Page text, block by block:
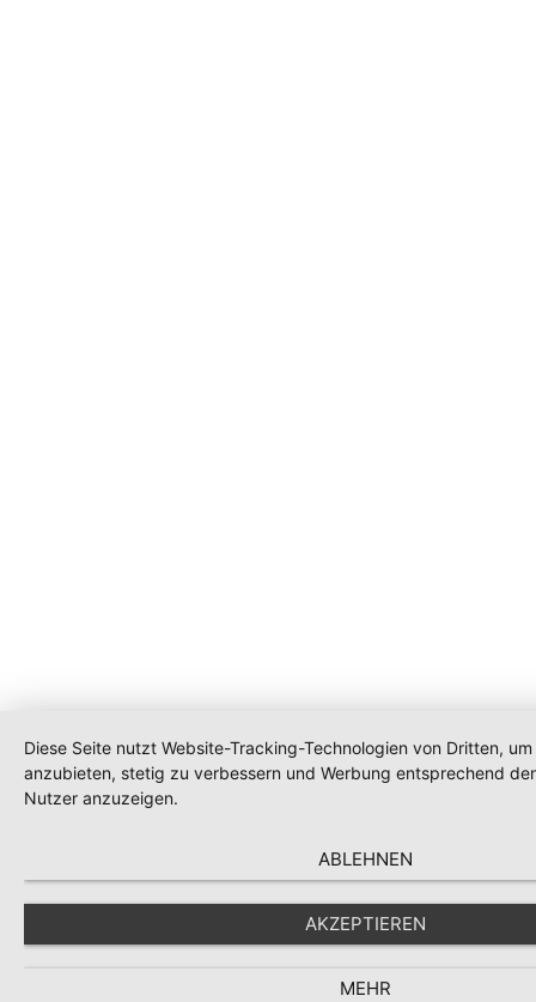
Diese Seite nutzt Website-Tracking-Technologien von Dritten,
anzubieten, stetig zu verbessern und Werbung entsprechend
Nutzer anzuzeigen.
ABLEHNEN
AKZEPTIEREN
MEHR